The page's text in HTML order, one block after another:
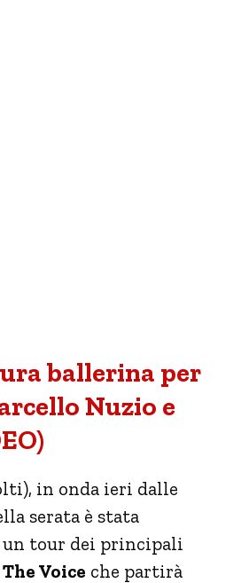
ballerina per
Nuzio e
in onda ieri dalle
serata è stata
un tour dei principali
The Voice che partirà